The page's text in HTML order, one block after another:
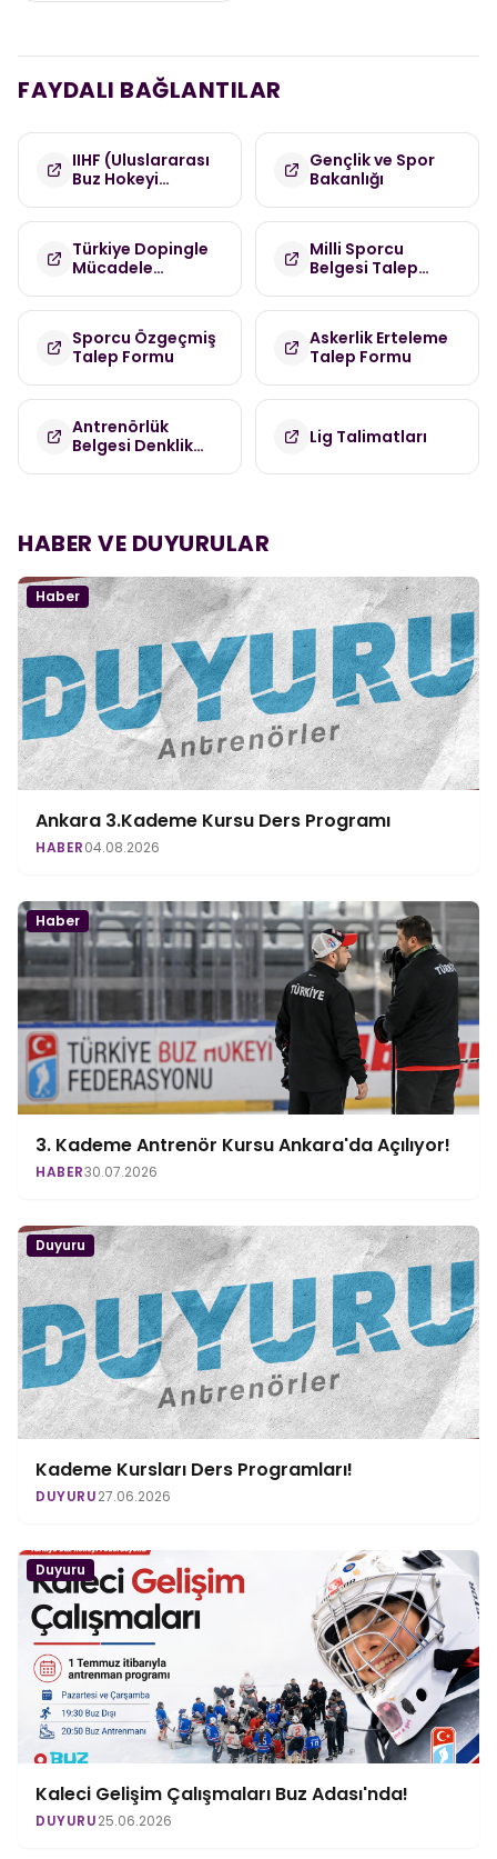
FAYDALI BAĞLANTILAR
IIHF (Uluslararası
Buz Hokeyi
Gençlik ve Spor
Bakanlığı
Türkiye Dopingle
Mücadele
(TDMK)
Milli Sporcu
Belgesi Talep
Sporcu Özgeçmiş
Talep Formu
Askerlik Erteleme
Talep Formu
Antrenörlük
Belgesi Denklik
Lig Talimatları
HABER VE DUYURULAR
Haber
Ankara 3.Kademe Kursu Ders Programı
HABER04.08.2026
Haber
3. Kademe Antrenör Kursu Ankara'da Açılıyor!
HABER30.07.2026
Duyuru
Kademe Kursları Ders Programları!
DUYURU27.06.2026
Duyuru
Kaleci Gelişim Çalışmaları Buz Adası'nda!
DUYURU25.06.2026